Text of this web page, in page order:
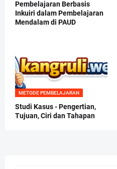
Pembelajaran Berbasis
Inkuiri dalam Pembelajaran
Mendalam di PAUD
METODE PEMBELAJARAN
Studi Kasus - Pengertian,
Tujuan, Ciri dan Tahapan